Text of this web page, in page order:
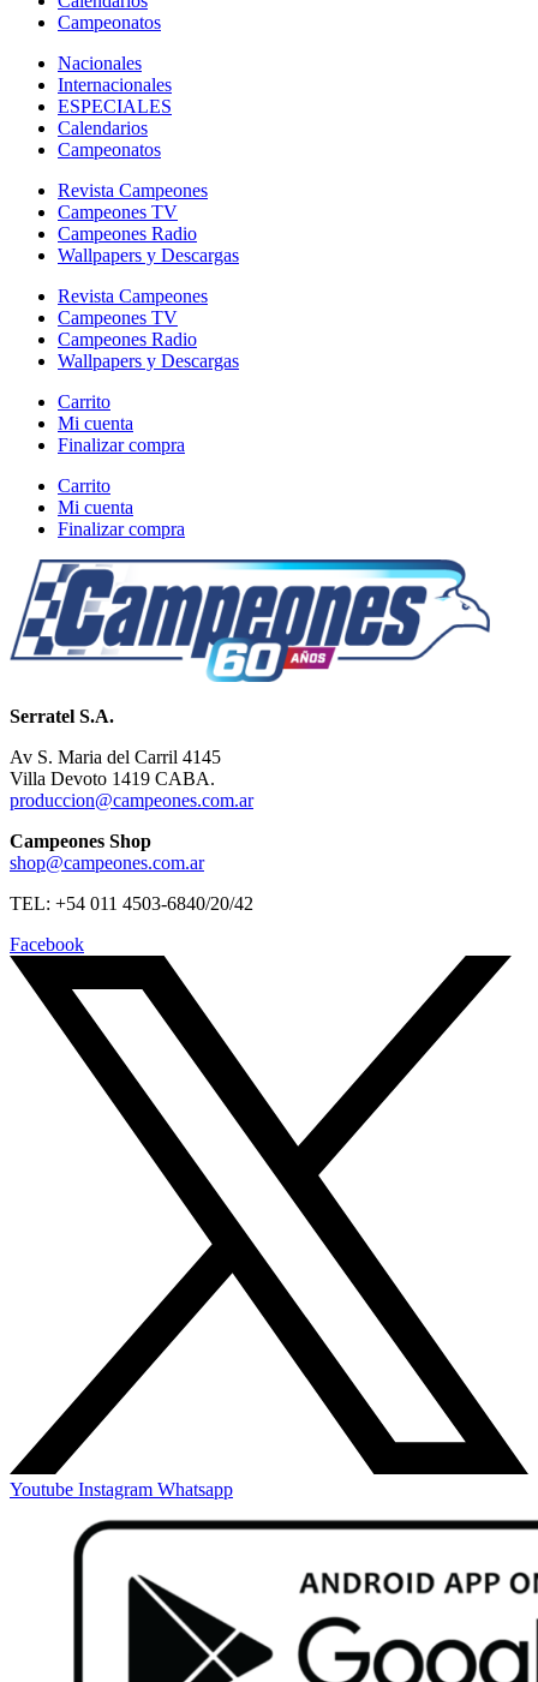
Campeonatos
Nacionales
Internacionales
ESPECIALES
Calendarios
Campeonatos
Revista Campeones
Campeones TV
Campeones Radio
Wallpapers y Descargas
Revista Campeones
Campeones TV
Campeones Radio
Wallpapers y Descargas
Carrito
Mi cuenta
Finalizar compra
Carrito
Mi cuenta
Finalizar compra
Serratel S.A.
Av S. Maria del Carril 4145
Villa Devoto 1419 CABA.
produccion@campeones.com.ar
Campeones Shop
shop@campeones.com.ar
TEL: +54 011 4503-6840/20/42
Facebook
Youtube Instagram Whatsapp